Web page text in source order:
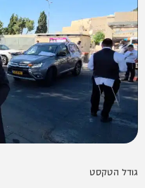
גודל הטקסט